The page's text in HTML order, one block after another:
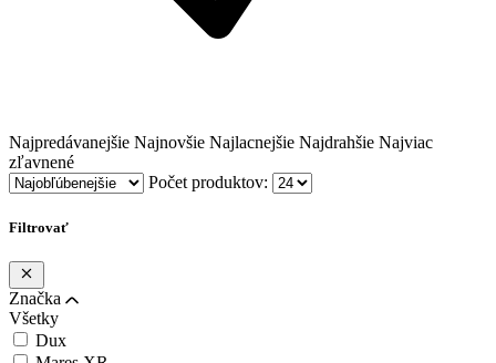
Najpredávanejšie Najnovšie Najlacnejšie Najdrahšie Najviac
zľavnené
Počet produktov:
Filtrovať
Značka
Všetky
Dux